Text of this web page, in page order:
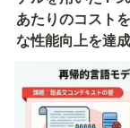
あたりのコスト
な性能向上を達成